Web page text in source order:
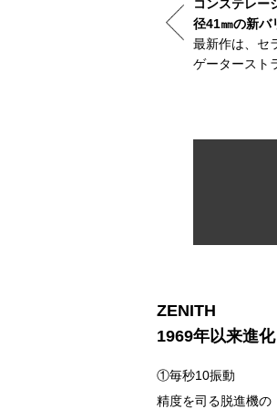
のモデル。自動巻き。径39㎜。
コンステレー
径41㎜の新バ
最新作は、セ
ゲータースト
ZENITH
1969年以来進
①毎秒10振動
精度を司る脱進機の